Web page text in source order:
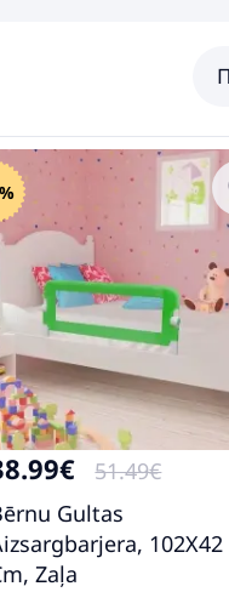
51.49€
Gultas
102X42
Zaļa